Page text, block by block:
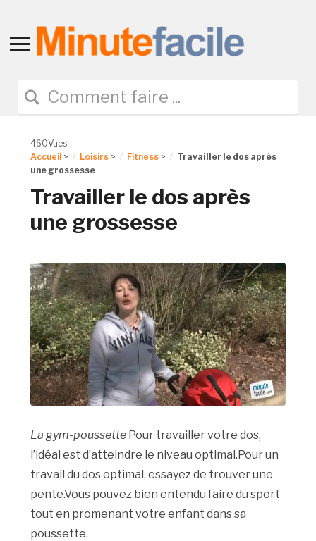
Toggle
navigation
460Vues
Accueil > Loisirs > Fitness >
Travailler le dos après
une grossesse
Travailler le dos après
une grossesse
La gym-poussette Pour travailler votre dos,
l’idéal est d’atteindre le niveau optimal.Pour un
travail du dos optimal, essayez de trouver une
pente.Vous pouvez bien entendu faire du sport
tout en promenant votre enfant dans sa
poussette.